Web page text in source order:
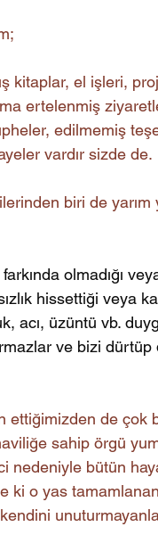
kitaplar, el işleri,
ertelenmiş
edilmemiş
vardır sizde de.
biri de yarım
olmadığı
hissettiği veya
acı, üzüntü vb.
ve bizi dürtüp
ettiğimizden de çok
sahip örgü
nedeniyle bütün
ki o yas